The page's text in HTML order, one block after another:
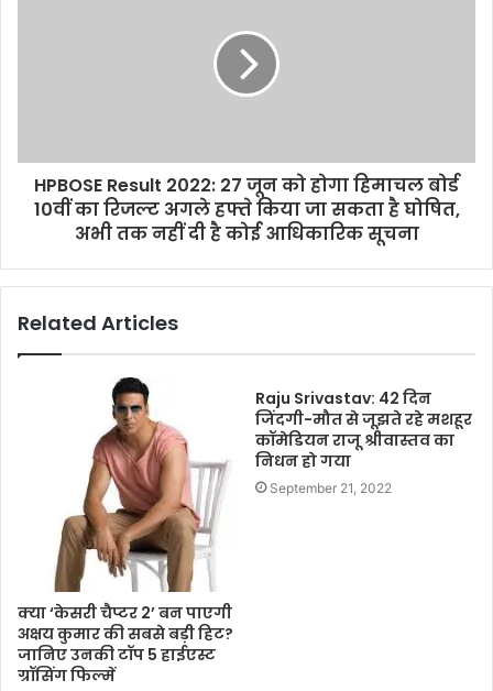
HPBOSE Result 2022: 27 जून को होगा हिमाचल बोर्ड
10वीं का रिजल्ट अगले हफ्ते किया जा सकता है घोषित,
अभी तक नहीं दी है कोई आधिकारिक सूचना
Related Articles
क्या ‘केसरी चैप्टर 2’ बन पाएगी
अक्षय कुमार की सबसे बड़ी हिट?
जानिए उनकी टॉप 5 हाईएस्ट
ग्रॉसिंग फिल्में
Raju Srivastav: 42 दिन
जिंदगी-मौत से जूझते रहे मशहूर
कॉमेडियन राजू श्रीवास्तव का
निधन हो गया
September 21, 2022